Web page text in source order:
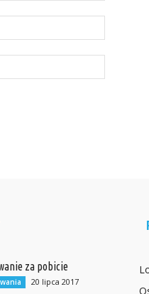
za pobicie
20 lipca 2017